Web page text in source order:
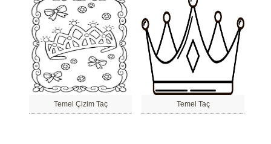
Temel Çizim Taç Temel Taç